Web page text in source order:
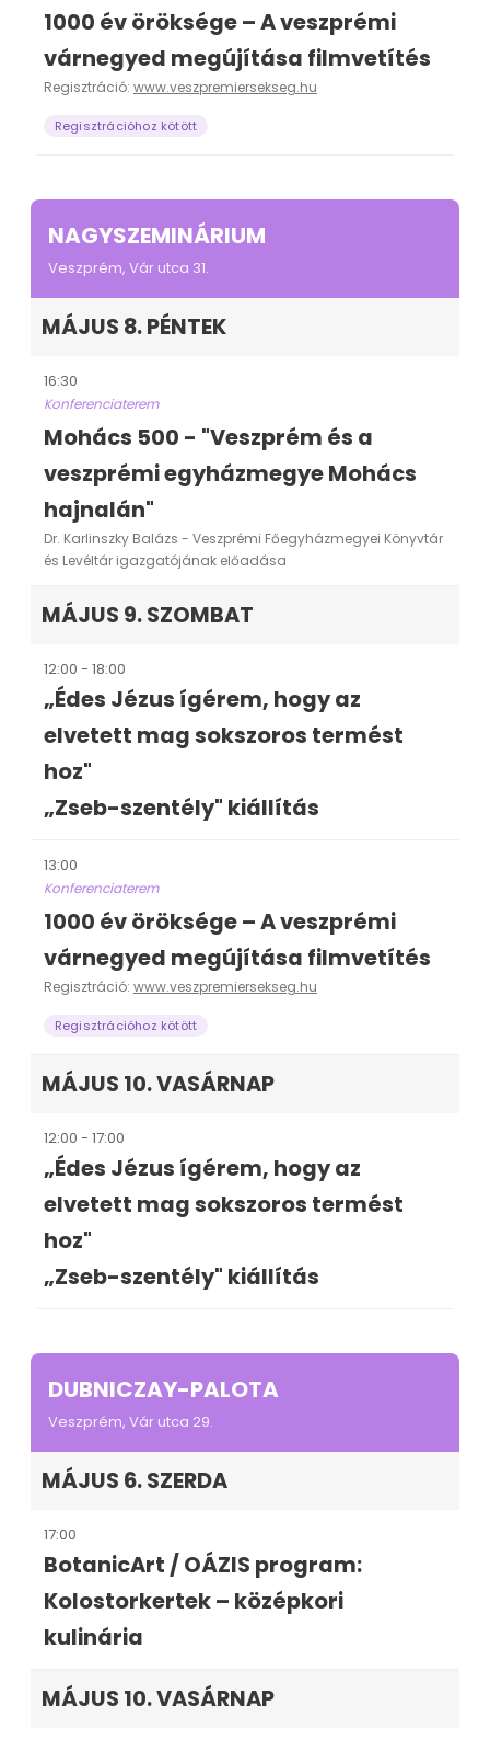
1000 év öröksége – A veszprémi
várnegyed megújítása filmvetítés
Regisztráció: www.veszpremiersekseg.hu
Regisztrációhoz kötött
NAGYSZEMINÁRIUM
Veszprém, Vár utca 31.
MÁJUS 8. PÉNTEK
16:30
Konferenciaterem
Mohács 500 - "Veszprém és a
veszprémi egyházmegye Mohács
hajnalán"
Dr. Karlinszky Balázs - Veszprémi Főegyházmegyei Könyvtár
és Levéltár igazgatójának előadása
MÁJUS 9. SZOMBAT
12:00 - 18:00
„Édes Jézus ígérem, hogy az
elvetett mag sokszoros termést
hoz"
„Zseb-szentély" kiállítás
13:00
Konferenciaterem
1000 év öröksége – A veszprémi
várnegyed megújítása filmvetítés
Regisztráció: www.veszpremiersekseg.hu
Regisztrációhoz kötött
MÁJUS 10. VASÁRNAP
12:00 - 17:00
„Édes Jézus ígérem, hogy az
elvetett mag sokszoros termést
hoz"
„Zseb-szentély" kiállítás
DUBNICZAY-PALOTA
Veszprém, Vár utca 29.
MÁJUS 6. SZERDA
17:00
BotanicArt / OÁZIS program:
Kolostorkertek – középkori
kulinária
MÁJUS 10. VASÁRNAP